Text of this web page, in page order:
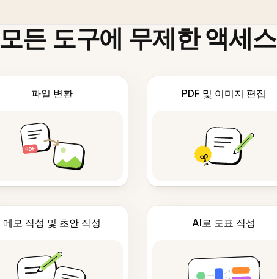
모든 도구에 무제한 액세스
파일 변환 PDF 및 이미지 편집
메모 작성 및 초안 작성 AI로 도표 작성